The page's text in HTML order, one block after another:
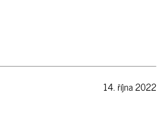
14. října 2022